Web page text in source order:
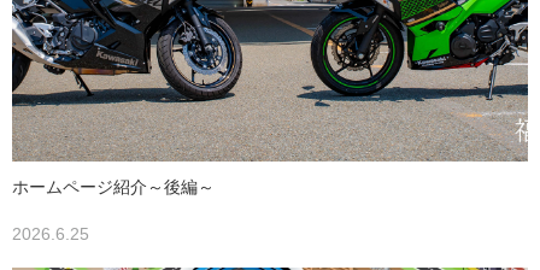
ホームページ紹介～後編～
2026.6.25